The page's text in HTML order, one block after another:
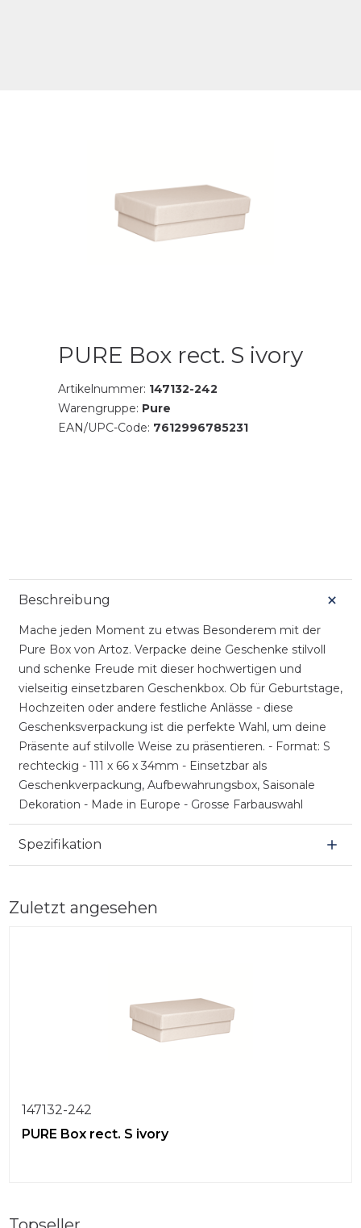
PURE Box rect. S ivory
Artikelnummer: 147132-242
Warengruppe: Pure
EAN/UPC-Code: 7612996785231
Beschreibung
Mache jeden Moment zu etwas Besonderem mit der
Pure Box von Artoz. Verpacke deine Geschenke stilvoll
und schenke Freude mit dieser hochwertigen und
vielseitig einsetzbaren Geschenkbox. Ob für Geburtstage,
Hochzeiten oder andere festliche Anlässe - diese
Geschenksverpackung ist die perfekte Wahl, um deine
Präsente auf stilvolle Weise zu präsentieren. - Format: S
rechteckig - 111 x 66 x 34mm - Einsetzbar als
Geschenkverpackung, Aufbewahrungsbox, Saisonale
Dekoration - Made in Europe - Grosse Farbauswahl
Spezifikation
Zuletzt angesehen
147132-242
PURE Box rect. S ivory